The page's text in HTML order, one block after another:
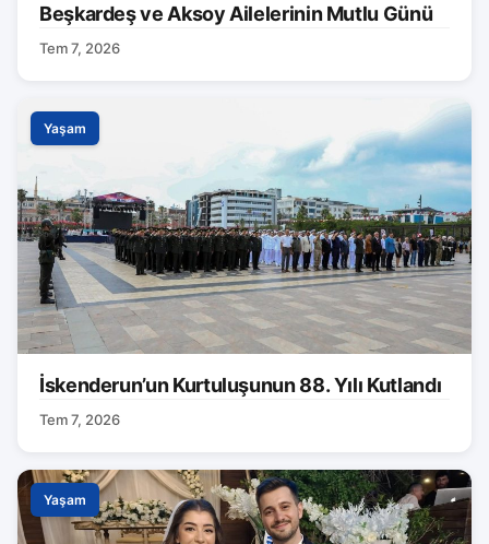
Beşkardeş ve Aksoy Ailelerinin Mutlu Günü
Tem 7, 2026
Yaşam
İskenderun’un Kurtuluşunun 88. Yılı Kutlandı
Tem 7, 2026
Yaşam